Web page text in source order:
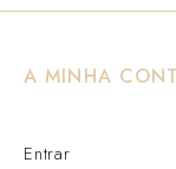
A MINHA
Entrar